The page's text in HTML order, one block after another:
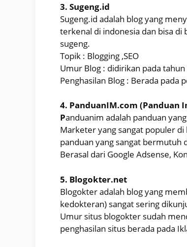
3. Sugeng.id
Sugeng.id adalah blog yang
terkenal di indonesia dan bisa di
sugeng.
Topik : Blogging ,SEO
Umur Blog : didirikan pada tahun
Penghasilan Blog : Berada pada
4. PanduanIM.com (Panduan
Panduanim adalah panduan
Marketer yang sangat populer
panduan yang sangat bermutuh
Berasal dari Google Adsense,
5. Blogokter.net
Blogokter adalah blog yang
kedokteran) sangat sering
Umur situs blogokter sudah
penghasilan situs berada pada